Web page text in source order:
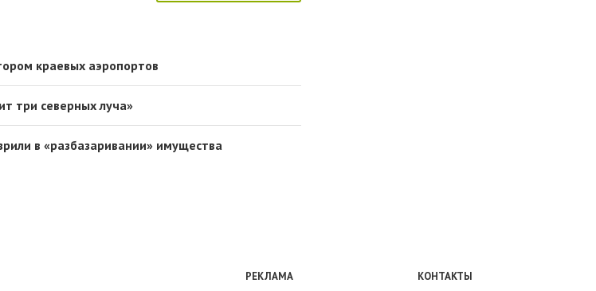
краевых аэропортов
три северных луча»
в «разбазаривании» имущества
РЕКЛАМА КОНТАКТЫ